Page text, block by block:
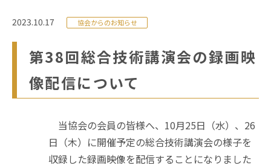
2023.10.17 協会からのお知らせ
第38回総合技術講演会の録画映
像配信について
当協会の会員の皆様へ、10月25日（水）、26
日（木）に開催予定の総合技術講演会の様子を
収録した録画映像を配信することになりました